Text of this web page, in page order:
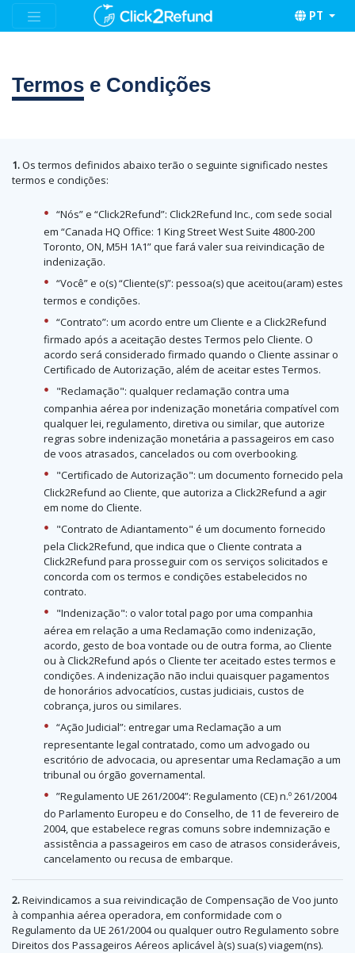
PT
Termos e Condições
1.Os termos definidos abaixo terão o seguinte significado nestes
termos e condições:
“Nós” e “Click2Refund”: Click2Refund Inc., com sede social
em “Canada HQ Office: 1 King Street West Suite 4800-200
Toronto, ON, M5H 1A1” que fará valer sua reivindicação de
indenização.
“Você” e o(s) “Cliente(s)”: pessoa(s) que aceitou(aram) estes
termos e condições.
“Contrato”: um acordo entre um Cliente e a Click2Refund
firmado após a aceitação destes Termos pelo Cliente. O
acordo será considerado firmado quando o Cliente assinar o
Certificado de Autorização, além de aceitar estes Termos.
"Reclamação": qualquer reclamação contra uma
companhia aérea por indenização monetária compatível com
qualquer lei, regulamento, diretiva ou similar, que autorize
regras sobre indenização monetária a passageiros em caso
de voos atrasados, cancelados ou com overbooking.
"Certificado de Autorização": um documento fornecido pela
Click2Refund ao Cliente, que autoriza a Click2Refund a agir
em nome do Cliente.
"Contrato de Adiantamento" é um documento fornecido
pela Click2Refund, que indica que o Cliente contrata a
Click2Refund para prosseguir com os serviços solicitados e
concorda com os termos e condições estabelecidos no
contrato.
"Indenização": o valor total pago por uma companhia
aérea em relação a uma Reclamação como indenização,
acordo, gesto de boa vontade ou de outra forma, ao Cliente
ou à Click2Refund após o Cliente ter aceitado estes termos e
condições. A indenização não inclui quaisquer pagamentos
de honorários advocatícios, custas judiciais, custos de
cobrança, juros ou similares.
“Ação Judicial”: entregar uma Reclamação a um
representante legal contratado, como um advogado ou
escritório de advocacia, ou apresentar uma Reclamação a um
tribunal ou órgão governamental.
”Regulamento UE 261/2004”: Regulamento (CE) n.º 261/2004
do Parlamento Europeu e do Conselho, de 11 de fevereiro de
2004, que estabelece regras comuns sobre indemnização e
assistência a passageiros em caso de atrasos consideráveis,
cancelamento ou recusa de embarque.
2.Reivindicamos a sua reivindicação de Compensação de Voo junto
à companhia aérea operadora, em conformidade com o
Regulamento da UE 261/2004 ou qualquer outro Regulamento sobre
Direitos dos Passageiros Aéreos aplicável à(s) sua(s) viagem(ns).